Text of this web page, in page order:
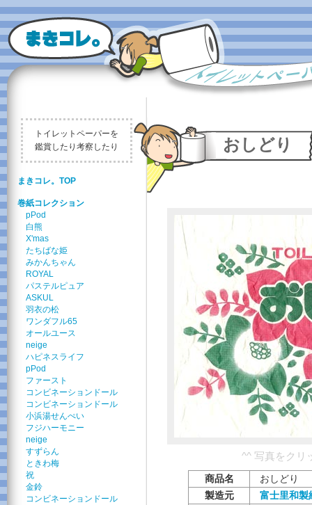
トイレットペーパーを
鑑賞したり考察したり
まきコレ。TOP
巻紙コレクション
pPod
白熊
X'mas
たちばな姫
みかんちゃん
ROYAL
パステルピュア
ASKUL
羽衣の松
ワンダフル65
オールユース
neige
ハピネスライフ
pPod
ファースト
コンビネーションドール
コンビネーションドール
小浜湯せんぺい
フジハーモニー
neige
すずらん
ときわ梅
祝
金鈴
コンビネーションドール
おしどり
^^ 写真をクリ
商品名
おしどり
製造元
富士里和製